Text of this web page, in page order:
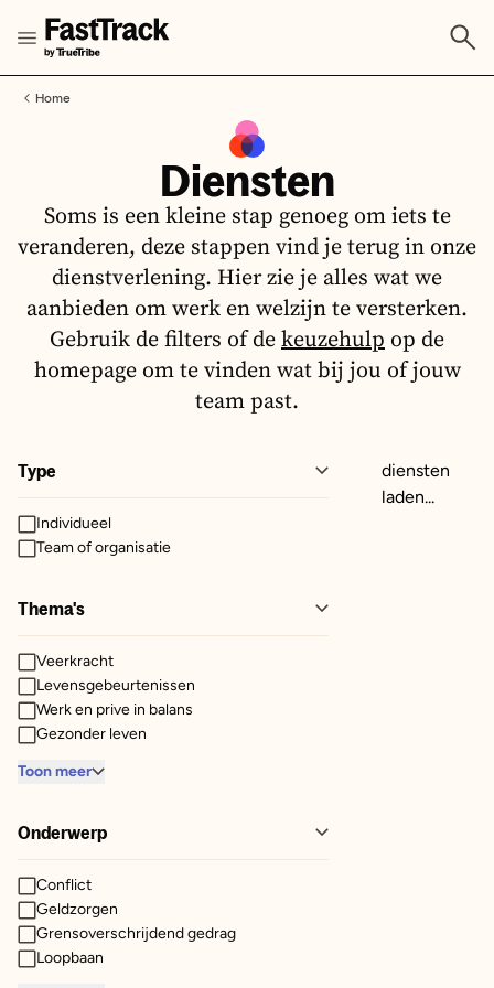
Home
Diensten
Soms is een kleine stap genoeg om iets te
veranderen, deze stappen vind je terug in onze
dienstverlening. Hier zie je alles wat we
aanbieden om werk en welzijn te versterken.
Gebruik de filters of de keuzehulp op de
homepage om te vinden wat bij jou of jouw
team past.
Type
Individueel
Team of organisatie
Thema's
Veerkracht
Levensgebeurtenissen
Werk en prive in balans
Gezonder leven
Toon meer
Onderwerp
Conflict
Geldzorgen
Grensoverschrijdend gedrag
Loopbaan
diensten
laden...